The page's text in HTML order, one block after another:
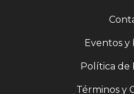
Eventos y
Política de
Términos y